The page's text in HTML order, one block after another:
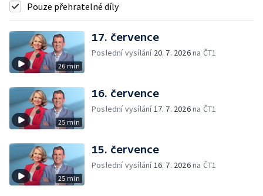
Pouze přehratelné díly
26 min
17. července
Poslední vysílání 20. 7. 2026na ČT1
25 min
16. července
Poslední vysílání17. 7. 2026na ČT1
25 min
15. července
Poslední vysílání16. 7. 2026na ČT1